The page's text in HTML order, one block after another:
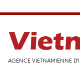
AGENCE VIETNAMIENNE